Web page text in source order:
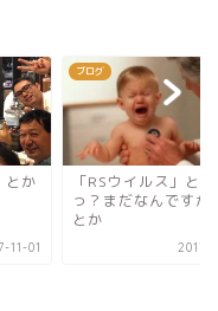
とか
11-01
ブログ
「RSウイルス」と
っ？まだなんですか
とか
2017-